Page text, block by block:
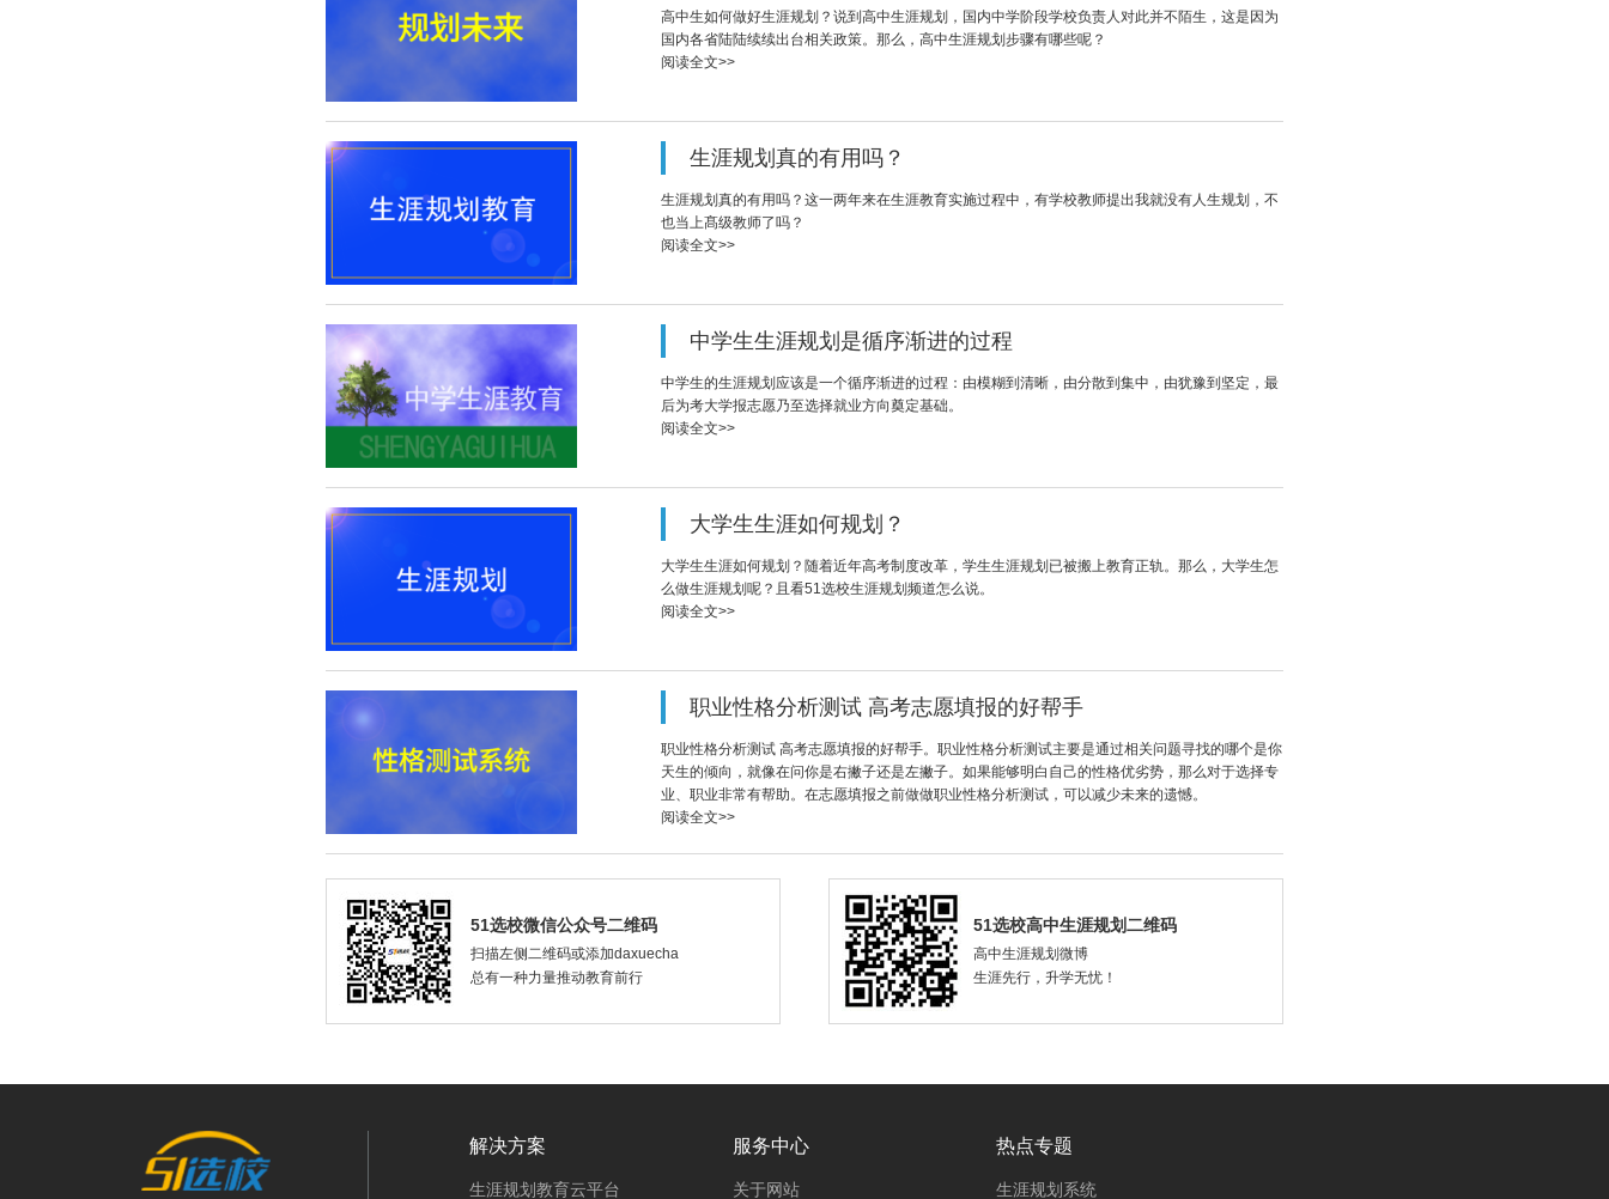
高中生如何做好生涯规划？说到高中生涯规划，国内中学阶段学校负责人对此并不陌生，这是因为
国内各省陆陆续续出台相关政策。那么，高中生涯规划步骤有哪些呢？
阅读全文>>
生涯规划真的有用吗？
生涯规划真的有用吗？这一两年来在生涯教育实施过程中，有学校教师提出我就没有人生规划，不
也当上髙级教师了吗？
阅读全文>>
中学生生涯规划是循序渐进的过程
中学生的生涯规划应该是一个循序渐进的过程：由模糊到清晰，由分散到集中，由犹豫到坚定，最
后为考大学报志愿乃至选择就业方向奠定基础。
阅读全文>>
大学生生涯如何规划？
大学生生涯如何规划？随着近年高考制度改革，学生生涯规划已被搬上教育正轨。那么，大学生怎
么做生涯规划呢？且看51选校生涯规划频道怎么说。
阅读全文>>
职业性格分析测试 高考志愿填报的好帮手
职业性格分析测试 高考志愿填报的好帮手。职业性格分析测试主要是通过相关问题寻找的哪个是你
天生的倾向，就像在问你是右撇子还是左撇子。如果能够明白自己的性格优劣势，那么对于选择专
业、职业非常有帮助。在志愿填报之前做做职业性格分析测试，可以减少未来的遗憾。
阅读全文>>
51选校微信公众号二维码
扫描左侧二维码或添加daxuecha
总有一种力量推动教育前行
51选校高中生涯规划二维码
高中生涯规划微博
生涯先行，升学无忧！
解决方案
生涯规划教育云平台
服务中心
关于网站
热点专题
生涯规划系统